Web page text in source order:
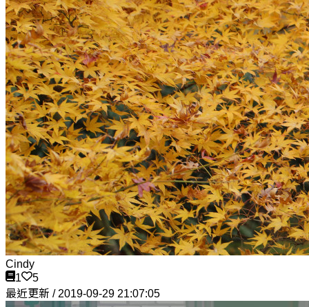
Cindy
1
5
最近更新 / 2019-09-29 21:07:05